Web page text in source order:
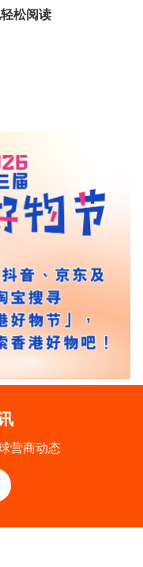
松阅读
营商动态